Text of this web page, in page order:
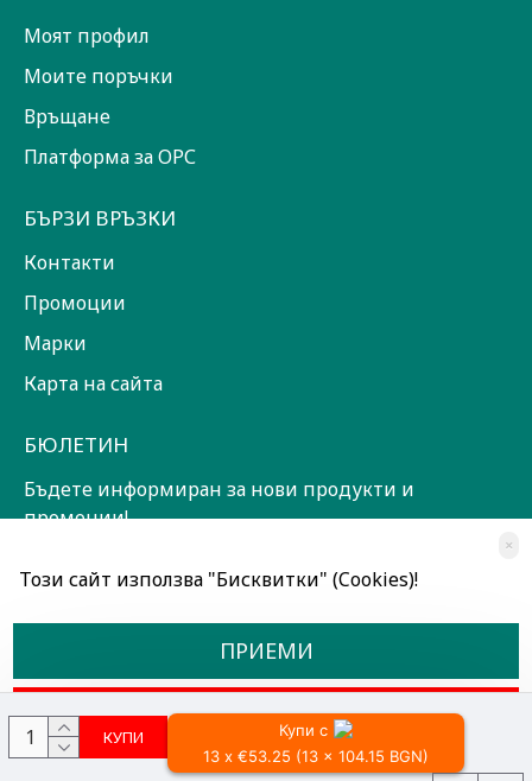
КУПИ
Купи с
13 x €53.25 (13 x 104.15 BGN)
Моят профил
Моите поръчки
Връщане
Платформа за ОРС
БЪРЗИ ВРЪЗКИ
Контакти
Промоции
Марки
Карта на сайта
БЮЛЕТИН
Бъдете информиран за нови продукти и
промоции!
Прочетох и съм съгласен сОбщи условия
×
Този сайт използва "Бисквитки" (Cookies)!
ПРИЕМИ
ОТКАЖИ